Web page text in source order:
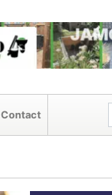
Contact